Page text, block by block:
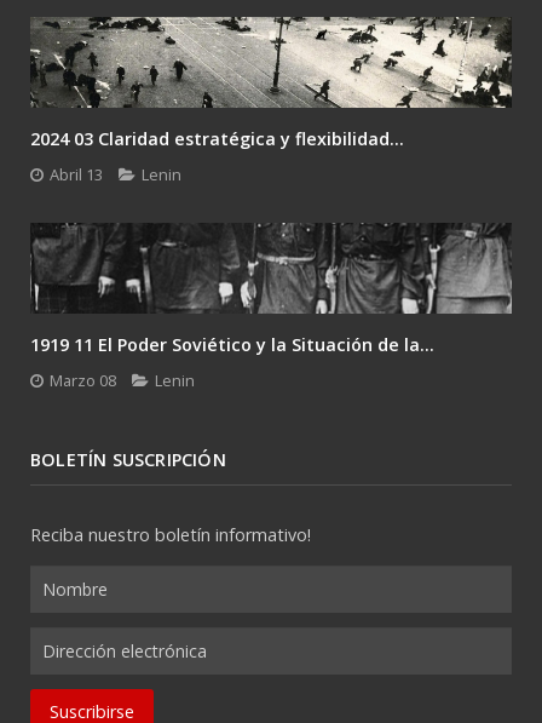
2024 03 Claridad estratégica y flexibilidad...
Abril 13 Lenin
1919 11 El Poder Soviético y la Situación de la...
Marzo 08 Lenin
BOLETÍN SUSCRIPCIÓN
Reciba nuestro boletín informativo!